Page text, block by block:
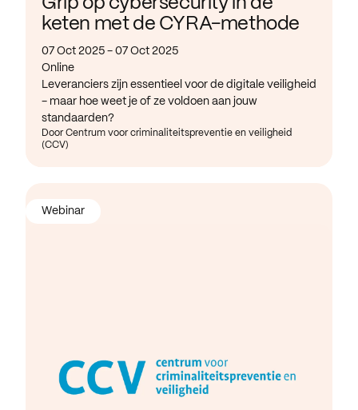
keten met de CYRA-methode
07 Oct 2025 - 07 Oct 2025
Online
Leveranciers zijn essentieel voor de digitale veiligheid
- maar hoe weet je of ze voldoen aan jouw
standaarden?
Door Centrum voor criminaliteitspreventie en veiligheid
(CCV)
Webinar